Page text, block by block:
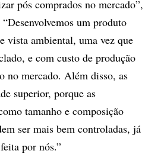
pós comprados no mercado”,
um produto
vista ambiental, uma vez que
e com custo de produção
no mercado. Além disso, as
superior, porque as
tamanho e composição
ser mais bem controladas, já
por nós.”